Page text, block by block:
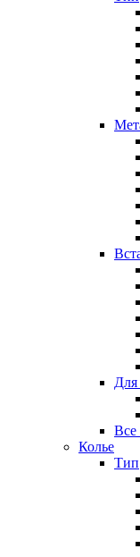
Для
Все
Колье
Тип